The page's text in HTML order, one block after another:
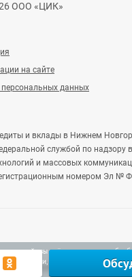
наш сайт, вы даёте согласие на
в целях улучшения
ООО «ЦИК»
на сайте
данных
и вклады в Нижнем
службой по надзору
и массовых
номером Эл №
DomostroyNN